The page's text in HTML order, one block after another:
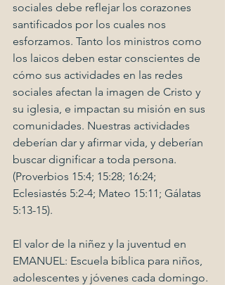
sociales debe reflejar los corazones
santificados por los cuales nos
esforzamos. Tanto los ministros como
los laicos deben estar conscientes de
cómo sus actividades en las redes
sociales afectan la imagen de Cristo y
su iglesia, e impactan su misión en sus
comunidades. Nuestras actividades
deberían dar y afirmar vida, y deberían
buscar dignificar a toda persona.
(Proverbios 15:4; 15:28; 16:24;
Eclesiastés 5:2-4; Mateo 15:11; Gálatas
5:13-15).
El valor de la niñez y la juventud en
EMANUEL: Escuela bíblica para niños,
adolescentes y jóvenes cada domingo.